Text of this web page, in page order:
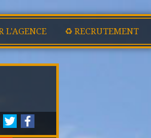
L'AGENCE ♻️ RECRUTEMENT